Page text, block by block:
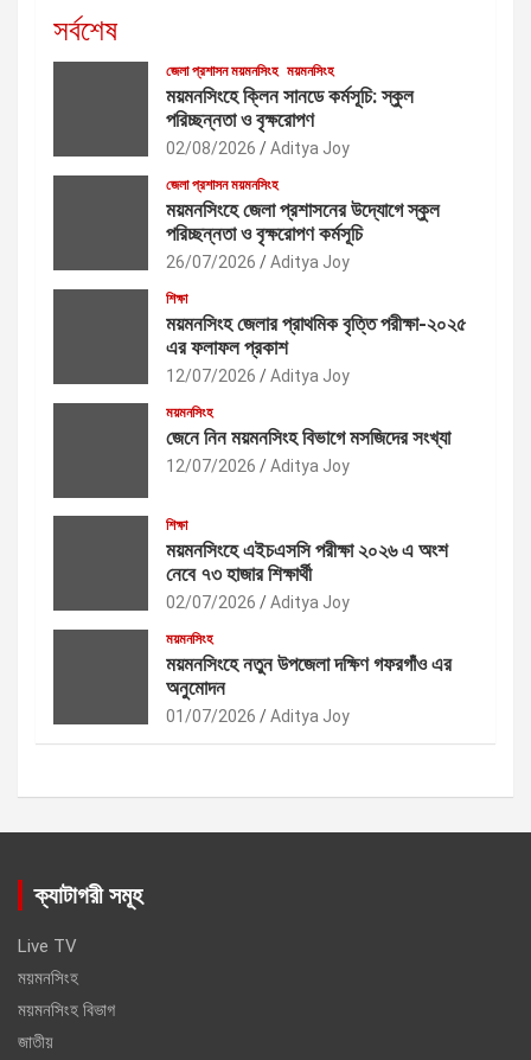
সর্বশেষ
জেলা প্রশাসন ময়মনসিংহ ময়মনসিংহ
ময়মনসিংহে ক্লিন সানডে কর্মসূচি: স্কুল
পরিচ্ছন্নতা ও বৃক্ষরোপণ
02/08/2026 Aditya Joy
জেলা প্রশাসন ময়মনসিংহ
ময়মনসিংহে জেলা প্রশাসনের উদ্যোগে স্কুল
পরিচ্ছন্নতা ও বৃক্ষরোপণ কর্মসূচি
26/07/2026 Aditya Joy
শিক্ষা
ময়মনসিংহ জেলার প্রাথমিক বৃত্তি পরীক্ষা-২০২৫
এর ফলাফল প্রকাশ
12/07/2026 Aditya Joy
ময়মনসিংহ
জেনে নিন ময়মনসিংহ বিভাগে মসজিদের সংখ্যা
12/07/2026 Aditya Joy
শিক্ষা
ময়মনসিংহে এইচএসসি পরীক্ষা ২০২৬ এ অংশ
নেবে ৭৩ হাজার শিক্ষার্থী
02/07/2026 Aditya Joy
ময়মনসিংহ
ময়মনসিংহে নতুন উপজেলা দক্ষিণ গফরগাঁও এর
অনুমোদন
01/07/2026 Aditya Joy
ক্যাটাগরী সমূহ
Live TV
ময়মনসিংহ
ময়মনসিংহ বিভাগ
জাতীয়